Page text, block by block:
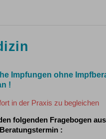
Impfungen ohne
!
in der Praxis zu begleichen
folgenden Fragebogen
: